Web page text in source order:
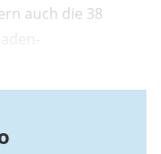
auch die 38
gibt's